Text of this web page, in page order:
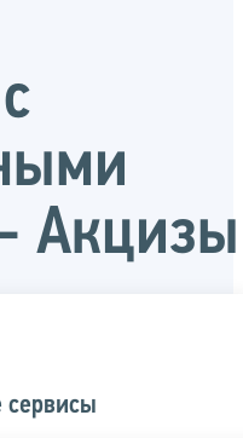
Акцизы
сервисы